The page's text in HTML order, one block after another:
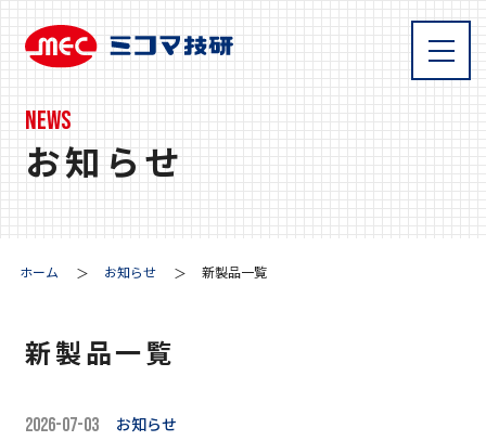
NEWS
お知らせ
ホーム お知らせ 新製品一覧
新製品一覧
2026-07-03 お知らせ